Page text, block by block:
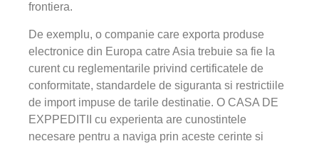
frontiera.
De exemplu, o companie care exporta produse
electronice din Europa catre Asia trebuie sa fie la
curent cu reglementarile privind certificatele de
conformitate, standardele de siguranta si restrictiile
de import impuse de tarile destinatie. O CASA DE
EXPPEDITII cu experienta are cunostintele
necesare pentru a naviga prin aceste cerinte si